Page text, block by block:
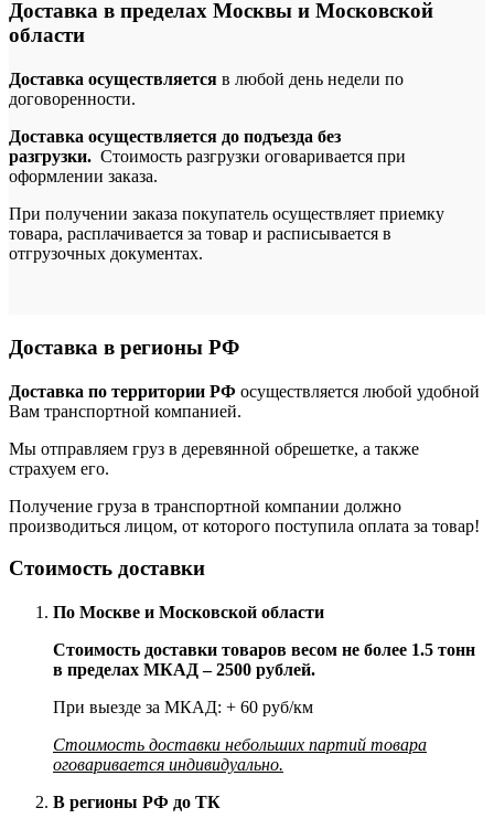
Доставка в пределах Москвы и Московской
области
Доставка осуществляется в любой день недели по
договоренности.
Доставка осуществляется до подъезда без
разгрузки. Стоимость разгрузки оговаривается при
оформлении заказа.
При получении заказа покупатель осуществляет приемку
товара, расплачивается за товар и расписывается в
отгрузочных документах.
Доставка в регионы РФ
Доставка по территории РФ осуществляется любой удобной
Вам транспортной компанией.
Мы отправляем груз в деревянной обрешетке, а также
страхуем его.
Получение груза в транспортной компании должно
производиться лицом, от которого поступила оплата за товар!
Стоимость доставки
По Москве и Московской области
Стоимость доставки товаров весом не более 1.5 тонн
в пределах МКАД – 2500 рублей.
При выезде за МКАД: + 60 руб/км
Стоимость доставки небольших партий товара
оговаривается индивидуально.
В регионы РФ до ТК